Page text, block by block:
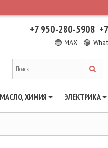
+7 950-280-5908
🟢 MAX 🟢
МАСЛО, ХИМИЯ ЭЛЕКТРИКА